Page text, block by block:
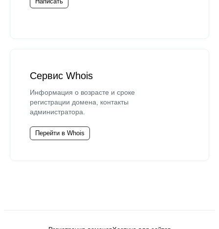
Сервис Whois
Информация о возрасте и сроке
регистрации домена, контакты
администратора.
Перейти в Whois